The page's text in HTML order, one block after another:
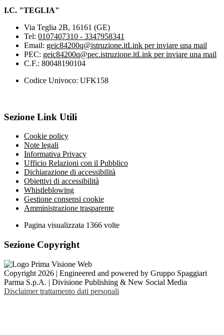
I.C. "TEGLIA"
Via Teglia 2B, 16161 (GE)
Tel: 0107407310 - 3347958341
Email: geic84200q@istruzione.itLink per inviare una mail
PEC: geic84200q@pec.istruzione.itLink per inviare una mail
C.F.: 80048190104
Codice Univoco: UFK158
Sezione Link Utili
Cookie policy
Note legali
Informativa Privacy
Ufficio Relazioni con il Pubblico
Dichiarazione di accessibilità
Obiettivi di accessibilità
Whistleblowing
Gestione consensi cookie
Amministrazione trasparente
Pagina visualizzata 1366 volte
Sezione Copyright
Copyright 2026 | Engineered and powered by Gruppo Spaggiari
Parma S.p.A. | Divisione Publishing & New Social Media
Disclaimer trattamento dati personali